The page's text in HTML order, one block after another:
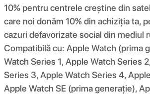
10% pentru centrele creștine din
care noi donăm 10% din achiziția ta,
cazuri defavorizate social din mediul
Compatibilă cu: Apple Watch (prima
Watch Series 1, Apple Watch Series
Series 3, Apple Watch Series 4,
Apple Watch SE (prima generație),